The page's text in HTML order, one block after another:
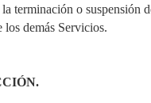
terminación o suspensión
demás Servicios.